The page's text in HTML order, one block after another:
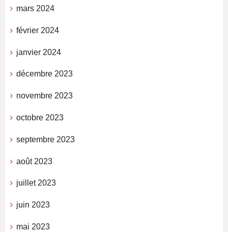
mars 2024
février 2024
janvier 2024
décembre 2023
novembre 2023
octobre 2023
septembre 2023
août 2023
juillet 2023
juin 2023
mai 2023